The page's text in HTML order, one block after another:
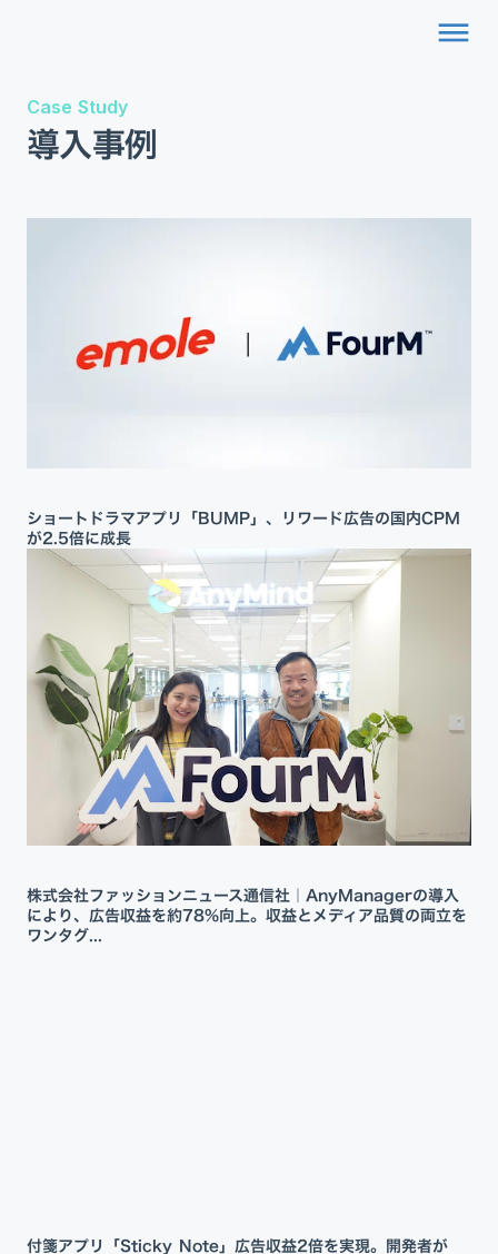
dehaze
Case Study
導入事例
ショートドラマアプリ「BUMP」、リワード広告の国内CPM
が2.5倍に成長
株式会社ファッションニュース通信社｜AnyManagerの導入
により、広告収益を約78%向上。収益とメディア品質の両立を
ワンタグ...
付箋アプリ「Sticky Note」広告収益2倍を実現。開発者が